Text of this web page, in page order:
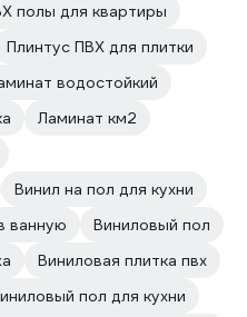
полы для квартиры
Плинтус ПВХ для плитки
водостойкий
Ламинат км2
Винил на пол для кухни
ванную
Виниловый пол
Виниловая плитка пвх
пол для кухни